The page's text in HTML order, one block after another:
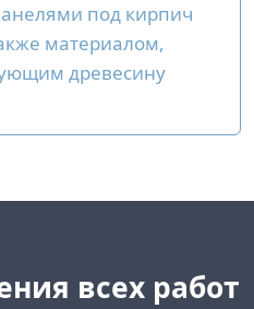
под кирпич
материалом,
древесину
всех работ